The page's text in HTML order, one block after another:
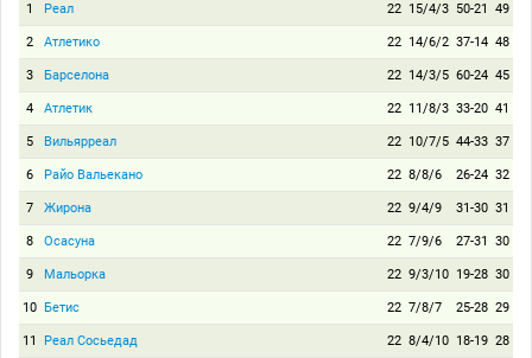
1 Реал 22 15/4/3 50-21 49
2 Атлетико 22 14/6/2 37-14 48
3 Барселона 22 14/3/5 60-24 45
4 Атлетик 22 11/8/3 33-20 41
5 Вильярреал 22 10/7/5 44-33 37
6 Райо Вальекано 22 8/8/6 26-24 32
7 Жирона 22 9/4/9 31-30 31
8 Осасуна 22 7/9/6 27-31 30
9 Мальорка 22 9/3/10 19-28 30
10 Бетис 22 7/8/7 25-28 29
11 Реал Сосьедад 22 8/4/10 18-19 28